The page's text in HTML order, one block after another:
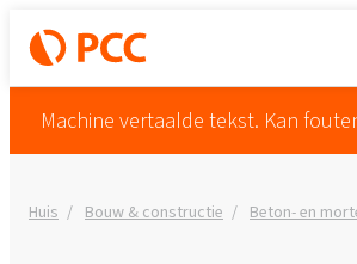
Machine vertaalde tekst. Kan
Huis Bouw & constructie Beton- en